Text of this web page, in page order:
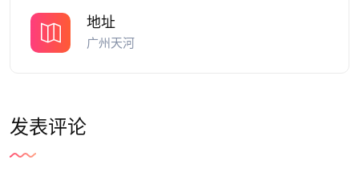
地址
广州天河
发表评论